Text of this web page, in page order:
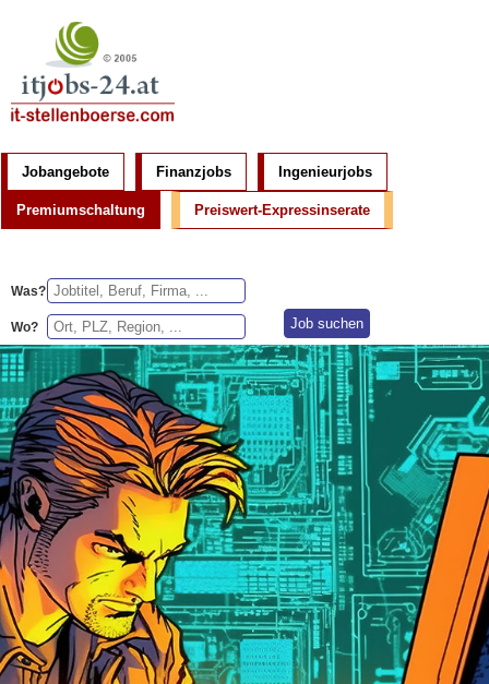
Jobangebote Finanzjobs Ingenieurjobs
Premiumschaltung Preiswert-Expressinserate
Was?
Wo?